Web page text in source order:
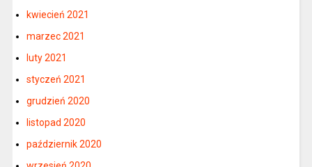
kwiecień 2021
marzec 2021
luty 2021
styczeń 2021
grudzień 2020
listopad 2020
październik 2020